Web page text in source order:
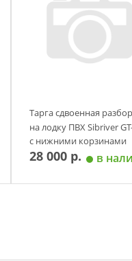
Тарга сдвоенная
на лодку ПВХ Sibriver
с нижними корзинами
28 000 р. в